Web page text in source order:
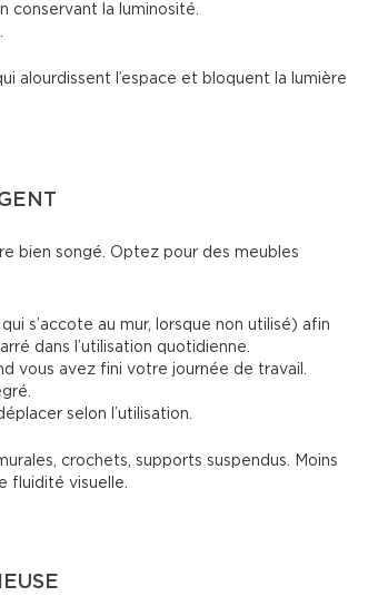
la luminosité.
alourdissent l’espace et bloquent la lumière
bien songé. Optez pour des meubles
s’accote au mur, lorsque non utilisé) afin
dans l’utilisation quotidienne.
vous avez fini votre journée de travail.
selon l’utilisation.
crochets, supports suspendus. Moins
fluidité visuelle.